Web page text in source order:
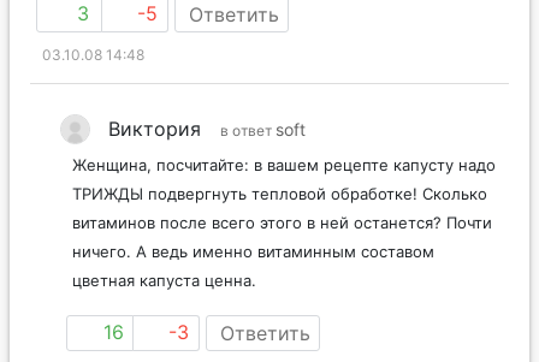
3 -5 Ответить
03.10.08 14:48
Виктория в ответ soft
Женщина, посчитайте: в вашем рецепте капусту надо
ТРИЖДЫ подвергнуть тепловой обработке! Сколько
витаминов после всего этого в ней останется? Почти
ничего. А ведь именно витаминным составом
цветная капуста ценна.
16 -3 Ответить